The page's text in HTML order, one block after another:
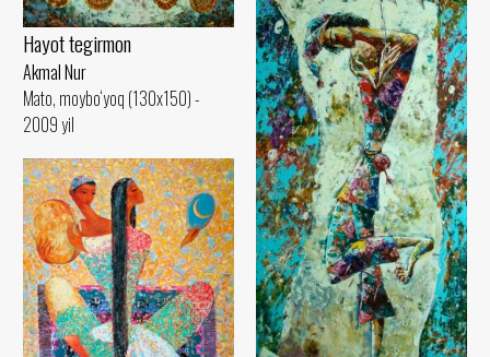
Hayot tegirmon
Akmal Nur
Mato, moybo‘yoq (130x150) -
2009 yil